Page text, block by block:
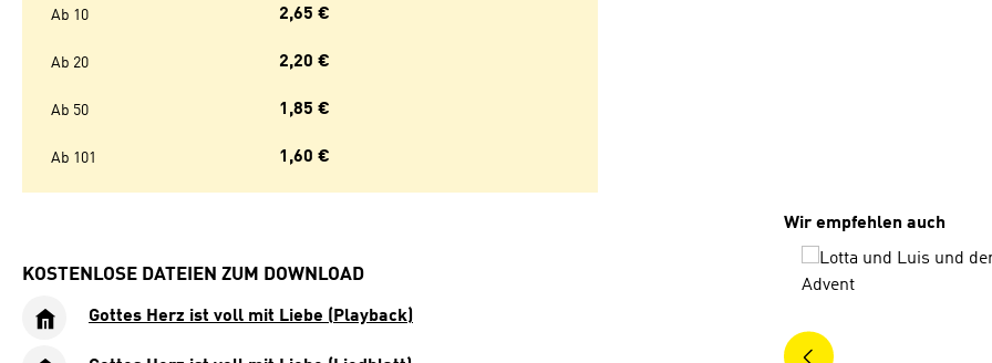
Ab 10 2,65 €
Ab 20 2,20 €
Ab 50 1,85 €
Ab 101 1,60 €
KOSTENLOSE DATEIEN ZUM DOWNLOAD
Gottes Herz ist voll mit Liebe (Playback)
Produktgalerie
Wir empfehlen auch